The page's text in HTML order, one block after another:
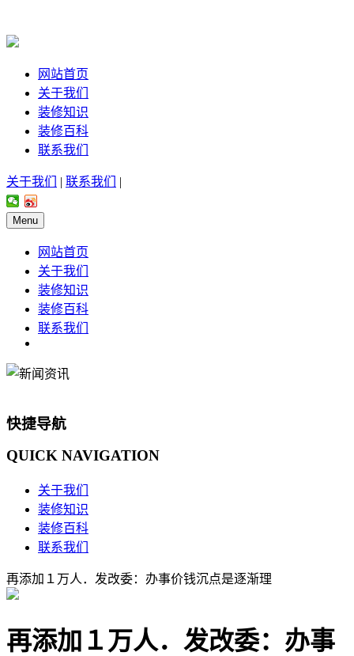
网站首页
关于我们
装修知识
装修百科
联系我们
关于我们 | 联系我们 |
Menu
网站首页
关于我们
装修知识
装修百科
联系我们
快捷导航
QUICK NAVIGATION
关于我们
装修知识
装修百科
联系我们
再添加１万人．发改委：办事价钱沉点是逐渐理
再添加１万人．发改委：办事